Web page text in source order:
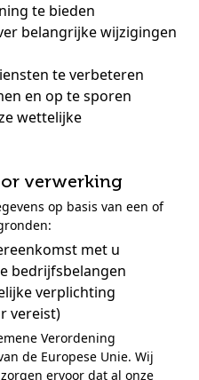
te bieden
belangrijke wijzigingen
te verbeteren
en op te sporen
wettelijke
verwerking
op basis van een of
met u
bedrijfsbelangen
verplichting
vereist)
Verordening
de Europese Unie. Wij
ervoor dat al onze